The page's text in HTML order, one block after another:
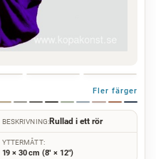
Fler färger
BESKRIVNING:Rullad i ett rör
YTTERMÅTT:
19 × 30 cm (8" × 12")